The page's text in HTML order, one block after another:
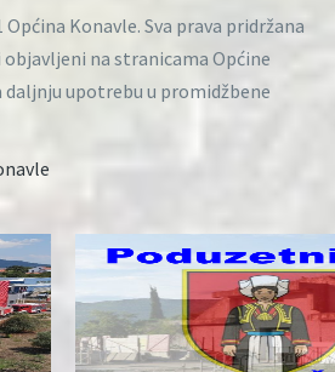
Konavle. Sva prava pridržana
na stranicama Općine
daljnju upotrebu u promidžbene